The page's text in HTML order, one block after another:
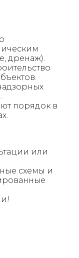
дренаж).
порядок в
или
схемы и